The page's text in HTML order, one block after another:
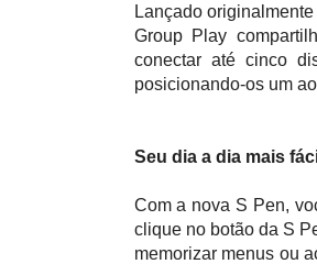
Lançado
Group Play
conectar até cinco
posicionando-os um
Seu dia a dia mais
Com a nova S Pen,
clique no botão da S
memorizar menus ou